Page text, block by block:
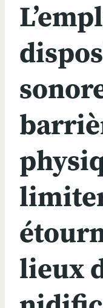
limiter
lieux